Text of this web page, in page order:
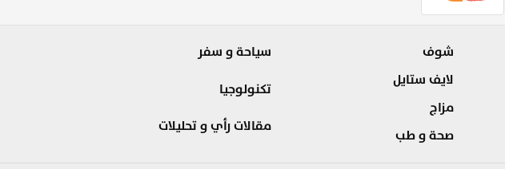
شوف
لايف ستايل
مزاج
صحة و طب
سياحة و سفر
تكنولوجيا
مقالات رأي و تحليلات